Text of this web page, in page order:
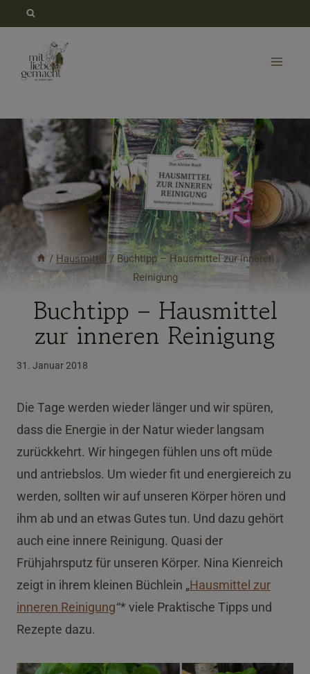
springen
/ Hausmittel / Buchtipp – Hausmittel zur inneren
Reinigung
Buchtipp – Hausmittel
zur inneren Reinigung
31. Januar 2018
Die Tage werden wieder länger und wir spüren,
dass die Energie in der Natur wieder langsam
zurückkehrt. Wir hingegen fühlen uns oft müde
und antriebslos. Um wieder fit und energiereich zu
werden, sollten wir auf unseren Körper hören und
ihm ab und an etwas Gutes tun. Und dazu gehört
auch eine innere Reinigung. Quasi der
Frühjahrsputz für unseren Körper. Nina Kienreich
zeigt in ihrem kleinen Büchlein „Hausmittel zur
inneren Reinigung“* viele Praktische Tipps und
Rezepte dazu.